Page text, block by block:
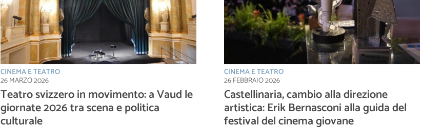
CINEMA E TEATRO
26 MARZO 2026
Teatro svizzero in movimento: a Vaud le
giornate 2026 tra scena e politica
culturale
CINEMA E TEATRO
26 FEBBRAIO 2026
Castellinaria, cambio alla direzione
artistica: Erik Bernasconi alla guida del
festival del cinema giovane